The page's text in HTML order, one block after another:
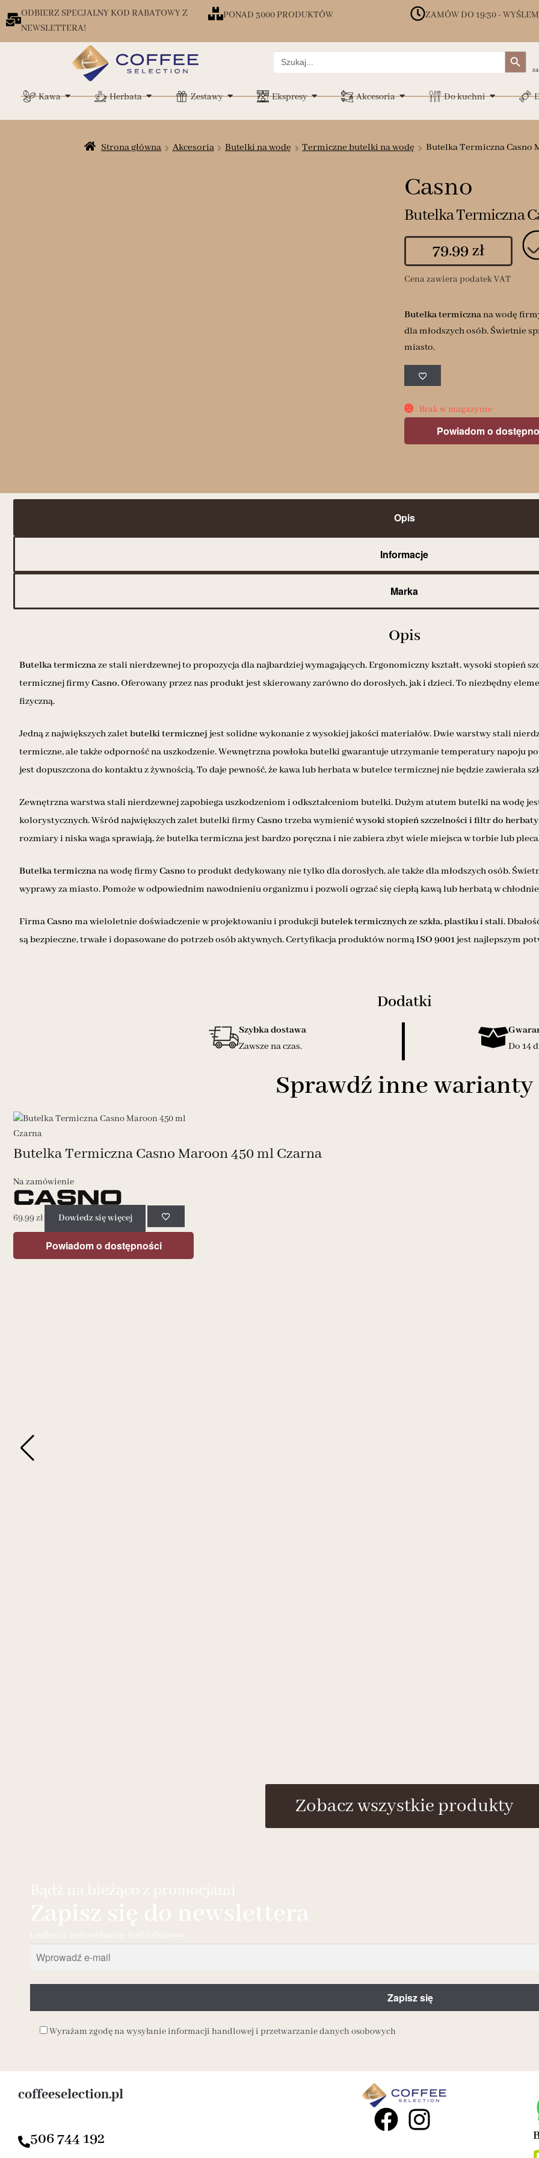
ODBIERZ SPECJALNY KOD RABATOWY Z
NEWSLETTERA!
PONAD 3000 PRODUKTÓW ZAMÓW DO 19:30 -
Search
for:
Search Button
Kawa Herbata Zestawy Ekspresy Akcesoria Do kuchni
Strona główna Akcesoria Butelki na wodę Termiczne butelki na wodę Butelka Termiczna Casno
Casno
Butelka Termiczna
79.99 zł
Cena zawiera podatek VAT
Butelka termicznana wodę
dla młodszych osób. Świetnie
miasto.
Brak w magazynie
Powiadom o
Opis
Informacje
Marka
Opis
Butelka termicznaze stali nierdzewnej to propozycja dla najbardziej wymagających. Ergonomiczny kształt, wysoki stopień
termicznej firmyCasno.Oferowany przez nas produkt jest skierowany zarówno do dorosłych, jak i dzieci. To niezbędny
fizyczną.
Jedną z największych zaletbutelki termicznejjest solidne wykonanie z wysokiej jakości materiałów. Dwie warstwy stali
termiczne, ale także odporność na uszkodzenie. Wewnętrzna powłoka butelki gwarantuje utrzymanie temperatury napoju
jest dopuszczona do kontaktu z żywnością. To daje pewność, że kawa lub herbata w butelce termicznej nie będzie zawierała
Zewnętrzna warstwa stali nierdzewnej zapobiega uszkodzeniom i odkształceniom butelki. Dużym atutem butelki na wodę
kolorystycznych. Wśród największych zalet butelki firmyCasno trzeba wymienićwysoki stopień szczelności i filtr do herbaty
rozmiary i niska waga sprawiają, że butelka termiczna jest bardzo poręczna i nie zabiera zbyt wiele miejsca w torbie lub
Butelka termicznana wodę firmyCasno to produkt dedykowany nie tylko dla dorosłych, ale także dla młodszych osób.
wyprawy za miasto. Pomoże w odpowiednim nawodnieniu organizmu i pozwoli ogrzać się ciepłą kawą lub herbatą w
FirmaCasno ma wieloletnie doświadczenie w projektowaniu i produkcjibutelek termicznych ze szkła, plastiku i stali.
są bezpieczne, trwałe i dopasowane do potrzeb osób aktywnych. Certyfikacja produktów normąISO 9001jest najlepszym
Dodatki
Szybka dostawa
Zawsze na czas.
Do 14
Sprawdź inne warianty
Butelka Termiczna Casno Maroon 450 ml Czarna
Na zamówienie
69.99zł Dowiedz się więcej
Powiadom o dostępności
Zobacz wszystkie produkty
Bądź na bieżąco z promocjami
Zapisz się do newslettera
i odbierz indywidualny kod rabatowy
Wyrażam zgodę na wysyłanie informacji handlowej i przetwarzanie danych osobowych
coffeeselection.pl
506 744 192